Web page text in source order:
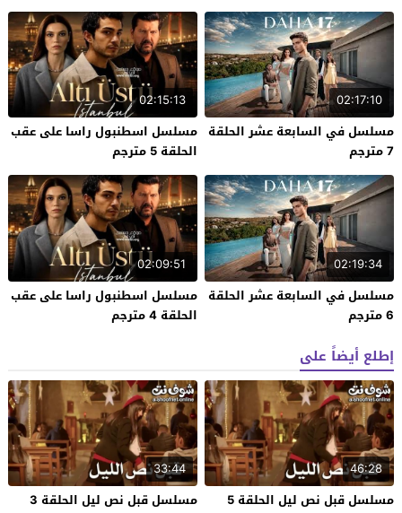
02:17:10
مسلسل في السابعة عشر الحلقة
7 مترجم
02:15:13
مسلسل اسطنبول راسا على عقب
الحلقة 5 مترجم
02:19:34
مسلسل في السابعة عشر الحلقة
6 مترجم
02:09:51
مسلسل اسطنبول راسا على عقب
الحلقة 4 مترجم
إطلع أيضاً على
46:28
مسلسل قبل نص ليل الحلقة 5
33:44
مسلسل قبل نص ليل الحلقة 3